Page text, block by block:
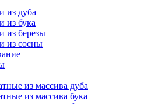
из дуба
из бука
из березы
из сосны
из массива дуба
из массива бука